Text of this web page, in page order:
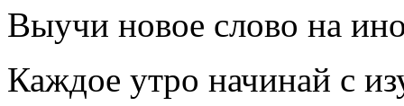
Выучи новое слово на
Каждое утро начинай с